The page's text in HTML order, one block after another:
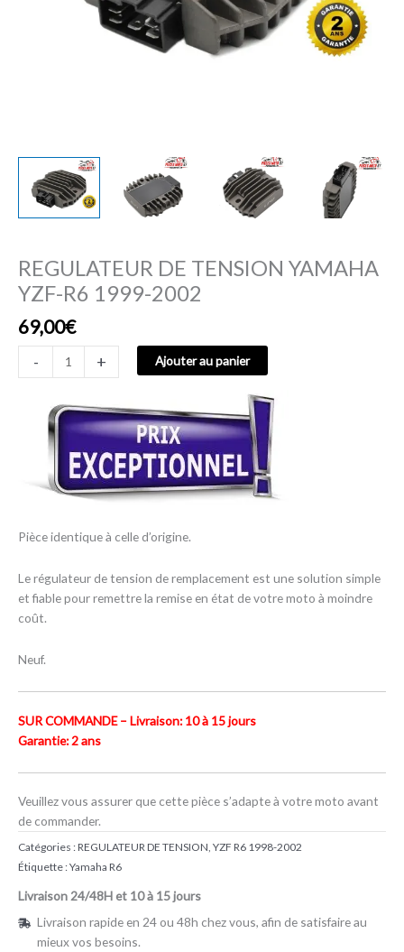
REGULATEUR DE TENSION YAMAHA
YZF-R6 1999-2002
69,00€
- + Ajouter au panier
Pièce identique à celle d’origine.
Le régulateur de tension de remplacement est une solution simple
et fiable pour remettre la remise en état de votre moto à moindre
coût.
Neuf.
SUR COMMANDE – Livraison: 10 à 15 jours
Garantie: 2 ans
Veuillez vous assurer que cette pièce s’adapte à votre moto avant
de commander.
Catégories :REGULATEUR DE TENSION, YZF R6 1998-2002
Étiquette :Yamaha R6
Livraison 24/48H et 10 à 15 jours
Livraison rapide en 24 ou 48h chez vous, afin de satisfaire au
mieux vos besoins.